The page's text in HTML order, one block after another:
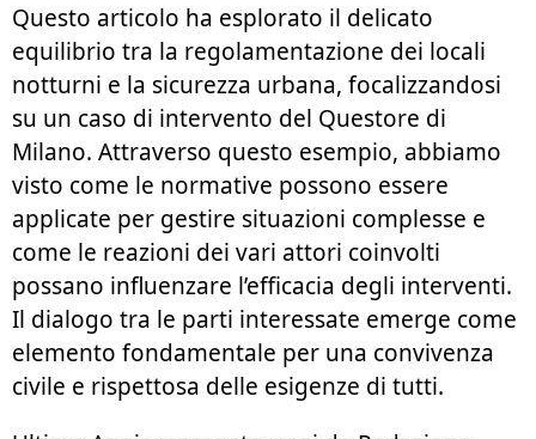
Questo articolo ha esplorato il delicato
equilibrio tra la regolamentazione dei locali
notturni e la sicurezza urbana, focalizzandosi
su un caso di intervento del Questore di
Milano. Attraverso questo esempio, abbiamo
visto come le normative possono essere
applicate per gestire situazioni complesse e
come le reazioni dei vari attori coinvolti
possano influenzare l’efficacia degli interventi.
Il dialogo tra le parti interessate emerge come
elemento fondamentale per una convivenza
civile e rispettosa delle esigenze di tutti.